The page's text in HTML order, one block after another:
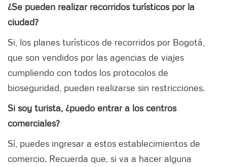
¿Se pueden realizar recorridos turísticos por la
ciudad?
Si, los planes turísticos de recorridos por Bogotá,
que son vendidos por las agencias de viajes
cumpliendo con todos los protocolos de
bioseguridad, pueden realizarse sin restricciones.
Si soy turista, ¿puedo entrar a los centros
comerciales?
Sí, puedes ingresar a estos establecimientos de
comercio. Recuerda que, si va a hacer alguna